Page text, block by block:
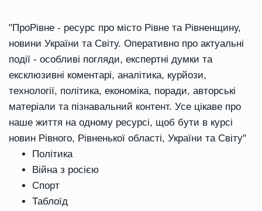
"ПроРівне - ресурс про місто Рівне та Рівненщину,
новини України та Світу. Оперативно про актуальні
події - особливі погляди, експертні думки та
ексклюзивні коментарі, аналітика, курйози,
технології, політика, економіка, поради, авторські
матеріали та пізнавальний контент. Усе цікаве про
наше життя на одному ресурсі, щоб бути в курсі
новин Рівного, Рівненької області, України та Світу"
Політика
Війна з росією
Спорт
Таблоїд